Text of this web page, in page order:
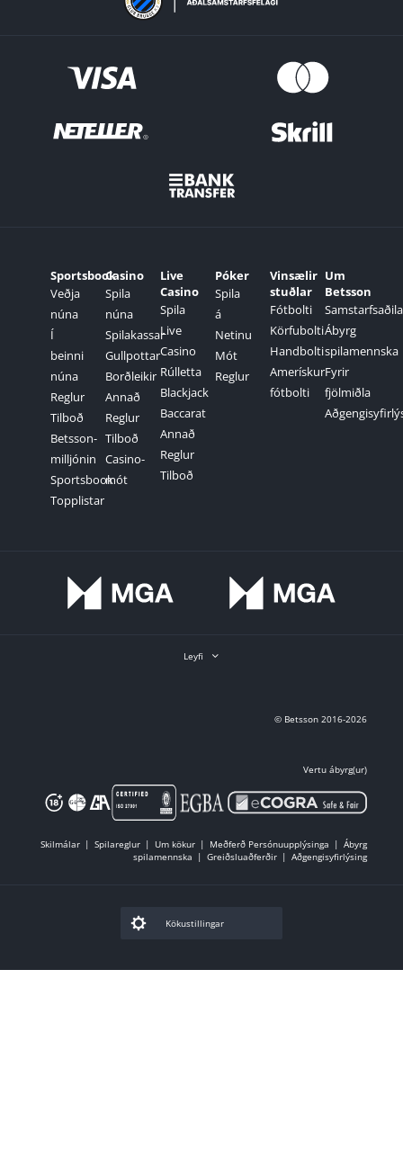
Sportsbook
Veðja
núna
Í
beinni
núna
Reglur
Tilboð
Betsson-
milljónin
Sportsbook
Topplistar
Casino
Spila
núna
Spilakassar
Gullpottar
Borðleikir
Annað
Reglur
Tilboð
Casino-
mót
Live
Casino
Spila
Live
Casino
Rúlletta
Blackjack
Baccarat
Annað
Reglur
Tilboð
Póker
Spila
á
Netinu
Mót
Reglur
Vinsælir
stuðlar
Fótbolti
Körfubolti
Handbolti
Amerískur
fótbolti
Um
Betsson
Ábyrg
spilamennska
Fyrir
fjölmiðla
Leyfi
© Betsson 2016-2026
Vertu ábyrg(ur)
Skilmálar Spilareglur Um kökur Meðferð Persónuupplýsinga
Ábyrg
spilamennska
Greiðsluaðferðir Aðgengisyfirlýsing
Kökustillingar